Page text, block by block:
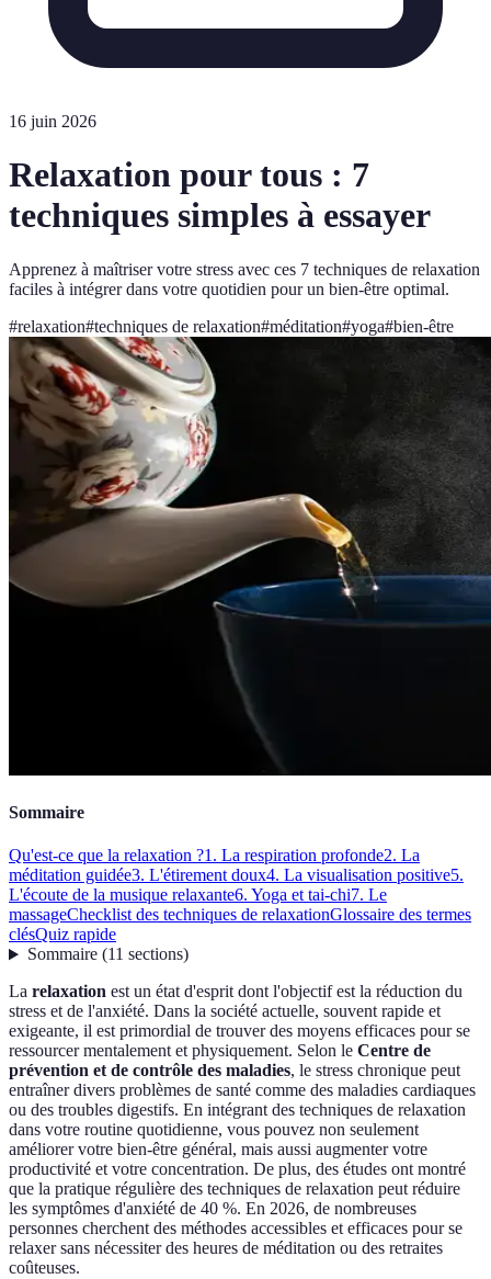
16 juin 2026
Relaxation pour tous : 7
techniques simples à essayer
Apprenez à maîtriser votre stress avec ces 7 techniques de relaxation
faciles à intégrer dans votre quotidien pour un bien-être optimal.
#relaxation#techniques de relaxation#méditation#yoga#bien-être
Sommaire
Qu'est-ce que la relaxation ?1. La respiration profonde2. La
méditation guidée3. L'étirement doux4. La visualisation positive5.
L'écoute de la musique relaxante6. Yoga et tai-chi7. Le
massageChecklist des techniques de relaxationGlossaire des termes
clésQuiz rapide
Sommaire(11 sections)
La relaxation est un état d'esprit dont l'objectif est la réduction du
stress et de l'anxiété. Dans la société actuelle, souvent rapide et
exigeante, il est primordial de trouver des moyens efficaces pour se
ressourcer mentalement et physiquement. Selon le Centre de
prévention et de contrôle des maladies, le stress chronique peut
entraîner divers problèmes de santé comme des maladies cardiaques
ou des troubles digestifs. En intégrant des techniques de relaxation
dans votre routine quotidienne, vous pouvez non seulement
améliorer votre bien-être général, mais aussi augmenter votre
productivité et votre concentration. De plus, des études ont montré
que la pratique régulière des techniques de relaxation peut réduire
les symptômes d'anxiété de 40 %. En 2026, de nombreuses
personnes cherchent des méthodes accessibles et efficaces pour se
relaxer sans nécessiter des heures de méditation ou des retraites
coûteuses.